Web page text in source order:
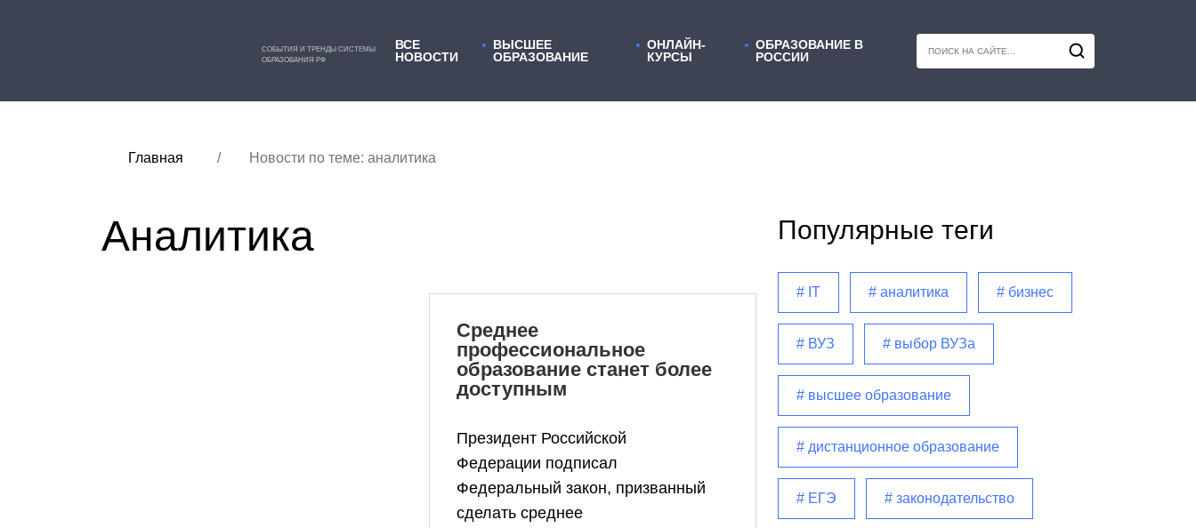
СОБЫТИЯ И ТРЕНДЫ СИСТЕМЫ
ОБРАЗОВАНИЯ РФ
ВСЕ
НОВОСТИ
ВЫСШЕЕ
ОБРАЗОВАНИЕ
ОНЛАЙН-
КУРСЫ
ОБРАЗОВАНИЕ В
РОССИИ
Главная Новости по теме: аналитика
Аналитика
Среднее
профессиональное
образование станет более
доступным
Президент Российской
Федерации подписал
Федеральный закон, призванный
сделать среднее
Популярные теги
# IT # аналитика # бизнес
# ВУЗ # выбор ВУЗа
# высшее образование
# дистанционное образование
# ЕГЭ # законодательство